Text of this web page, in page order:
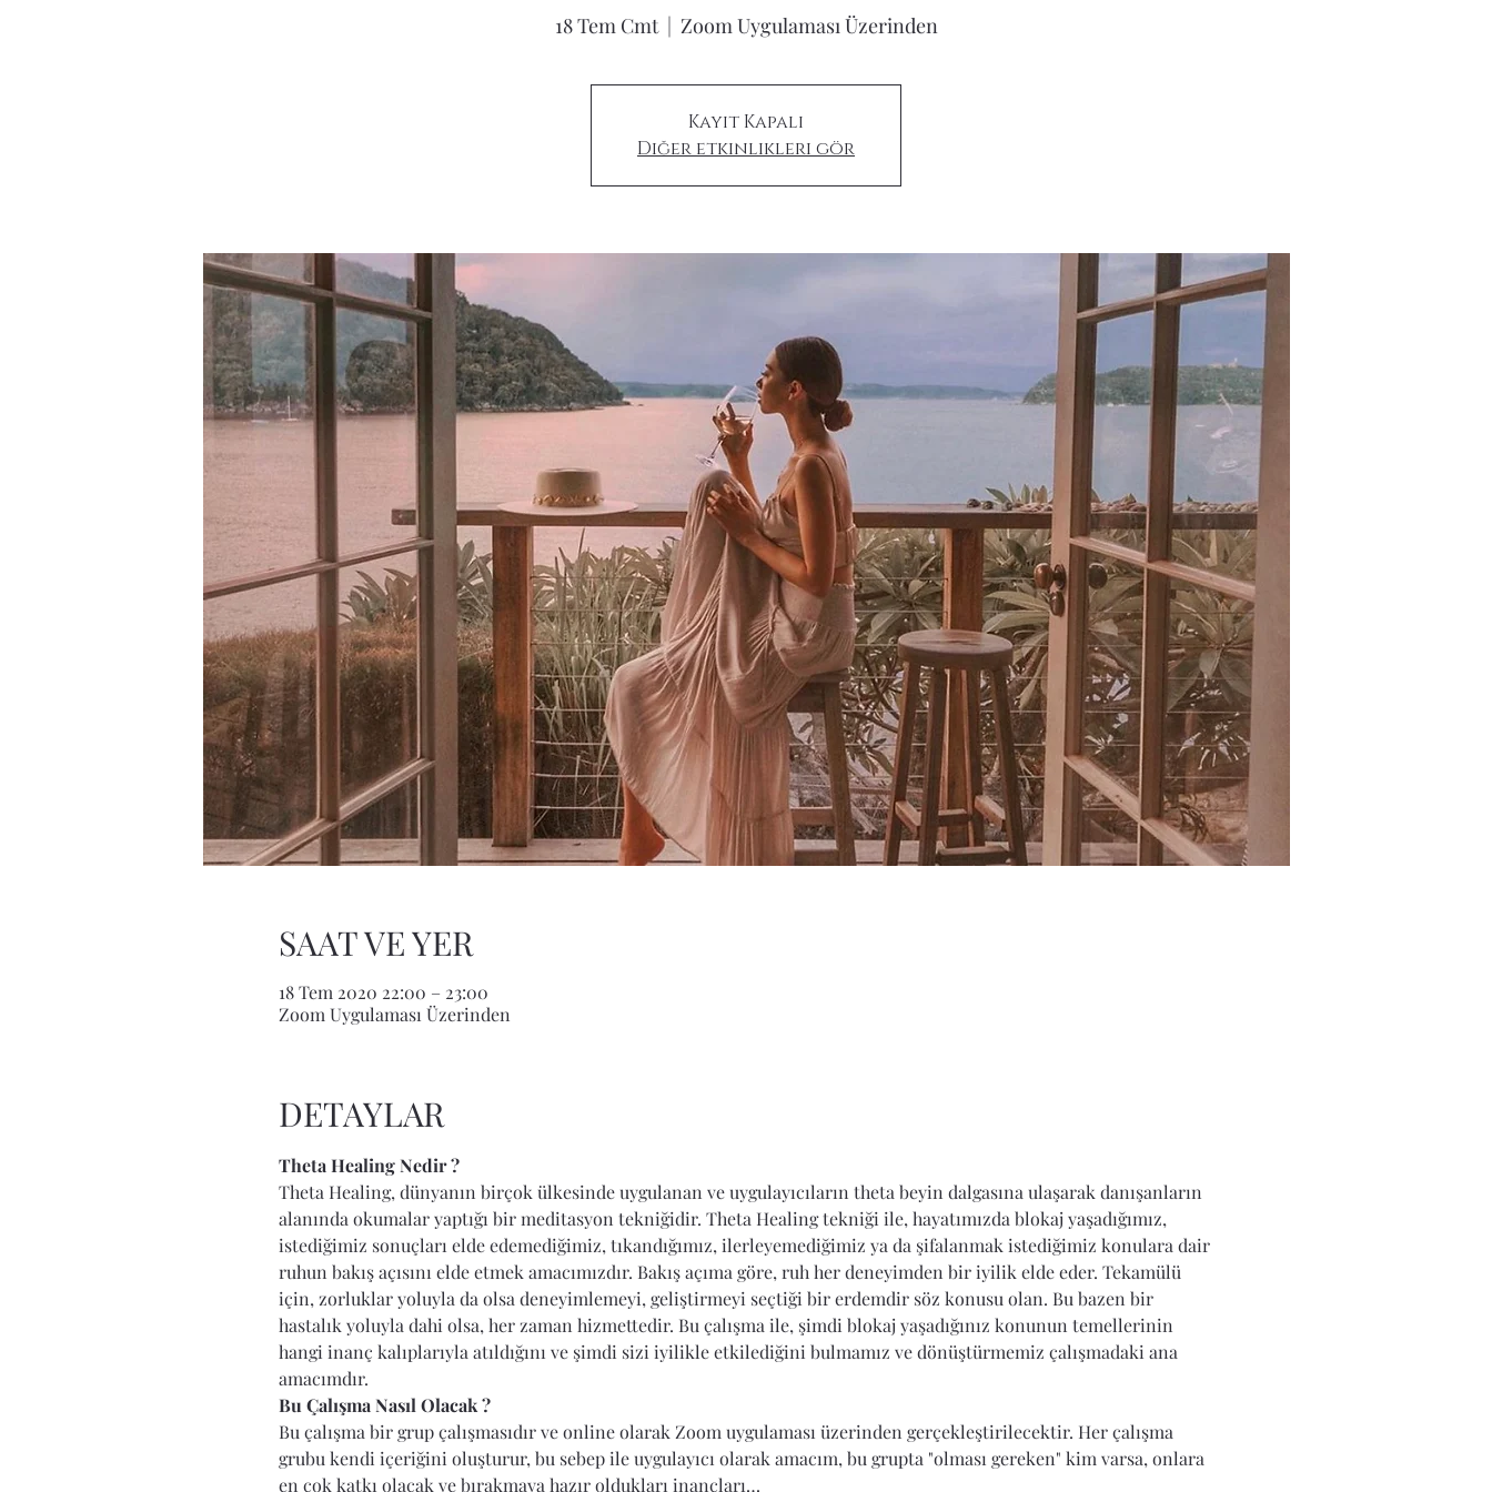
18 Tem Cmt
  |
Zoom Uygulaması Üzerinden
Kayıt Kapalı
Diğer etkinlikleri gör
SAAT VE YER
18 Tem 2020 22:00 – 23:00
Zoom Uygulaması Üzerinden
DETAYLAR
Theta Healing Nedir ?
Theta Healing, dünyanın birçok ülkesinde uygulanan ve uygulayıcıların theta beyin dalgasına ulaşarak danışanların
alanında okumalar yaptığı bir meditasyon tekniğidir. Theta Healing tekniği ile, hayatımızda blokaj yaşadığımız,
istediğimiz sonuçları elde edemediğimiz, tıkandığımız, ilerleyemediğimiz ya da şifalanmak istediğimiz konulara dair
ruhun bakış açısını elde etmek amacımızdır. Bakış açıma göre, ruh her deneyimden bir iyilik elde eder. Tekamülü
için, zorluklar yoluyla da olsa deneyimlemeyi, geliştirmeyi seçtiği bir erdemdir söz konusu olan. Bu bazen bir
hastalık yoluyla dahi olsa, her zaman hizmettedir. Bu çalışma ile, şimdi blokaj yaşadığınız konunun temellerinin
hangi inanç kalıplarıyla atıldığını ve şimdi sizi iyilikle etkilediğini bulmamız ve dönüştürmemiz çalışmadaki ana
amacımdır.
Bu Çalışma Nasıl Olacak ?
Bu çalışma bir grup çalışmasıdır ve online olarak Zoom uygulaması üzerinden gerçekleştirilecektir. Her çalışma
grubu kendi içeriğini oluşturur, bu sebep ile uygulayıcı olarak amacım, bu grupta "olması gereken" kim varsa, onlara
en çok katkı olacak ve bırakmaya hazır oldukları inançları…